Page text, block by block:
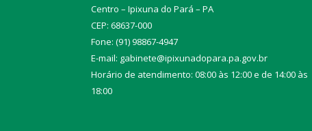
Centro – Ipixuna do Pará – PA
CEP: 68637-000
Fone: (91) 98867-4947
E-mail: gabinete@ipixunadopara.pa.gov.br
Horário de atendimento: 08:00 às 12:00 e de 14:00 às
18:00